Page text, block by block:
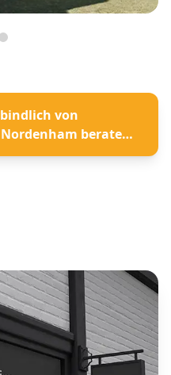
von
beraten